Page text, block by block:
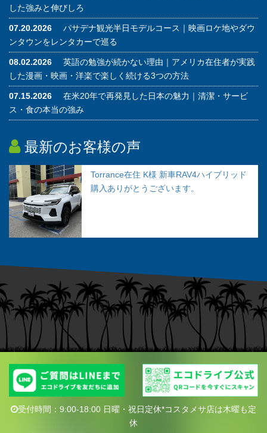
した強みと伸びしろ
07.20.2026
パサデナ観光半日モデルコース｜映画ロケ地やダウ
ンタウンをレンタカーで巡る
08.02.2026
英語の勉強が続かない理由｜アメリカ在住者が実践
した漫画・映画・洋楽で楽しく続ける3つの方法
07.15.2026
在米20年で再発見した日本の魅力｜清潔・サービ
ス・食の本当の強み
最新のお客様の声
Torrance在住 K様 新車RAV4ハイブリッド
購入ありがとうございます。
受付時間：9:00-18:00 日曜・祝日定休*コスタメサ店は木曜も定
休